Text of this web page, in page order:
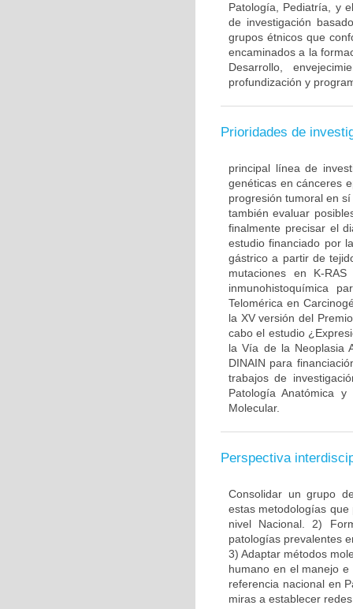
Patología, Pediatría, y
de investigación
grupos étnicos que
encaminados a la
Desarrollo,
profundización y
Prioridades de
principal línea de
genéticas en cánceres
progresión tumoral en
también evaluar
finalmente precisar el
estudio financiado por
gástrico a partir de
mutaciones en K-
inmunohistoquímica
Telomérica en
la XV versión del
cabo el estudio
la Vía de la Neoplasia
DINAIN para
trabajos de
Patología Anatómica
Molecular.
Perspectiva
Consolidar un grupo
estas metodologías
nivel Nacional. 2)
patologías prevalentes
3) Adaptar métodos
humano en el manejo
referencia nacional en
miras a establecer